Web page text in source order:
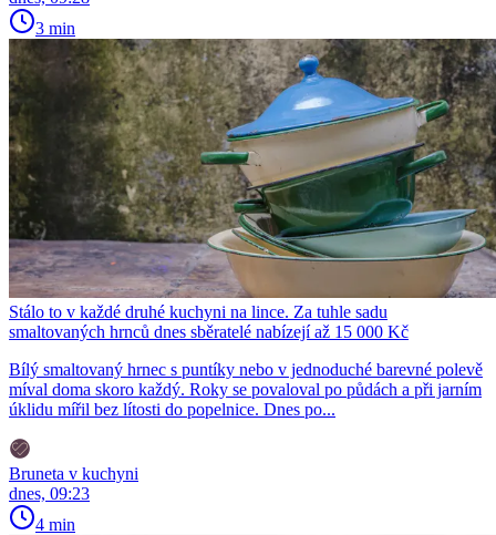
3 min
Stálo to v každé druhé kuchyni na lince. Za tuhle sadu
smaltovaných hrnců dnes sběratelé nabízejí až 15 000 Kč
Bílý smaltovaný hrnec s puntíky nebo v jednoduché barevné polevě
míval doma skoro každý. Roky se povaloval po půdách a při jarním
úklidu mířil bez lítosti do popelnice. Dnes po...
Bruneta v kuchyni
dnes, 09:23
4 min